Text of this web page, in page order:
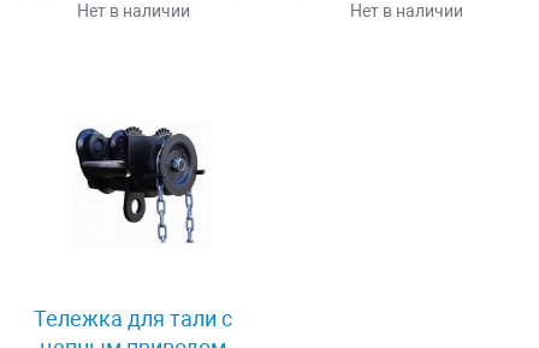
Нет в наличии Нет в наличии
Тележка для тали с